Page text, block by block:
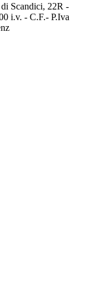
Scandici, 22R -
i.v. - C.F.- P.Iva